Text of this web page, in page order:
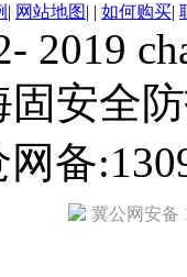
| 网站地图| | 如何购买|
2019
固安全
网备
冀公网安备